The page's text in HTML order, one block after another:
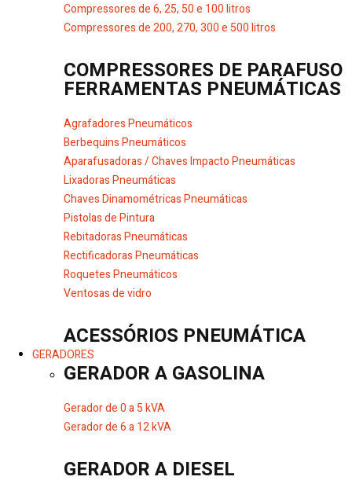
Compressores de 6, 25, 50 e 100 litros
Compressores de 200, 270, 300 e 500 litros
COMPRESSORES DE PARAFUSO
FERRAMENTAS PNEUMÁTICAS
Agrafadores Pneumáticos
Berbequins Pneumáticos
Aparafusadoras / Chaves Impacto Pneumáticas
Lixadoras Pneumáticas
Chaves Dinamométricas Pneumáticas
Pistolas de Pintura
Rebitadoras Pneumáticas
Rectificadoras Pneumáticas
Roquetes Pneumáticos
Ventosas de vidro
ACESSÓRIOS PNEUMÁTICA
GERADORES
GERADOR A GASOLINA
Gerador de 0 a 5 kVA
Gerador de 6 a 12 kVA
GERADOR A DIESEL